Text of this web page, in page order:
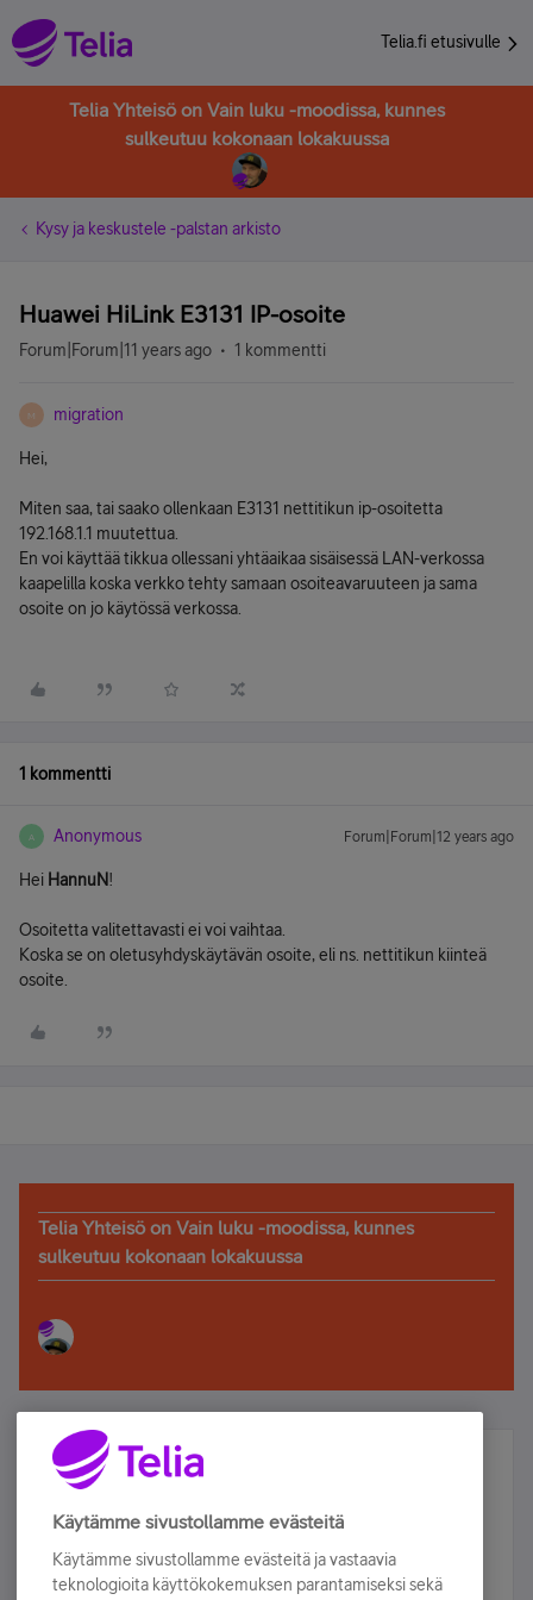
Telia.fi etusivulle
Telia Yhteisö on Vain luku -moodissa, kunnes
sulkeutuu kokonaan lokakuussa
Kysy ja keskustele -palstan arkisto
Huawei HiLink E3131 IP-osoite
Forum|Forum|11 years ago 1 kommentti
M migration
Hei,
Miten saa, tai saako ollenkaan E3131 nettitikun ip-osoitetta
192.168.1.1 muutettua.
En voi käyttää tikkua ollessani yhtäaikaa sisäisessä LAN-verkossa
kaapelilla koska verkko tehty samaan osoiteavaruuteen ja sama
osoite on jo käytössä verkossa.
1 kommentti
A Anonymous Forum|Forum|12 years ago
Hei HannuN!
Osoitetta valitettavasti ei voi vaihtaa.
Koska se on oletusyhdyskäytävän osoite, eli ns. nettitikun kiinteä
osoite.
Telia Yhteisö on Vain luku -moodissa, kunnes
sulkeutuu kokonaan lokakuussa
Älä jää paitsi – osallistu ja voita!
Tilaa Telian uutiskirje ja olet mukana arvonnassa.
sähköpostiisi.
Käytämme sivustollamme evästeitä
Käytämme sivustollamme evästeitä ja vastaavia
teknologioita käyttökokemuksen parantamiseksi sekä